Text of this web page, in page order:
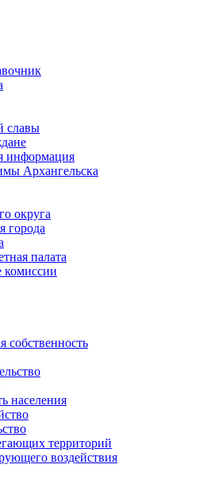
славы
информация
Архангельска
округа
города
палата
комиссии
собственность
населения
территорий
воздействия